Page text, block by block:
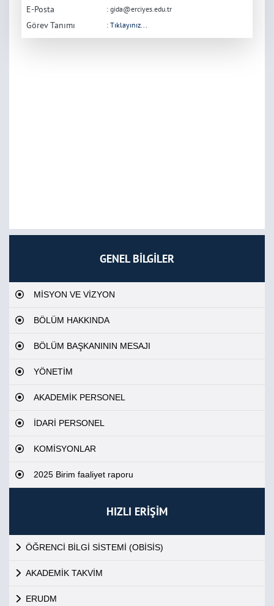
GENEL BİLGİLER
MİSYON VE VİZYON
BÖLÜM HAKKINDA
BÖLÜM BAŞKANININ MESAJI
YÖNETİM
AKADEMİK PERSONEL
İDARİ PERSONEL
KOMİSYONLAR
2025 Birim faaliyet raporu
HIZLI ERİŞİM
ÖĞRENCİ BİLGİ SİSTEMİ (OBİSİS)
AKADEMİK TAKVİM
ERUDM
E-Posta
: gida@erciyes.edu.tr
Görev Tanımı : Tıklayınız...